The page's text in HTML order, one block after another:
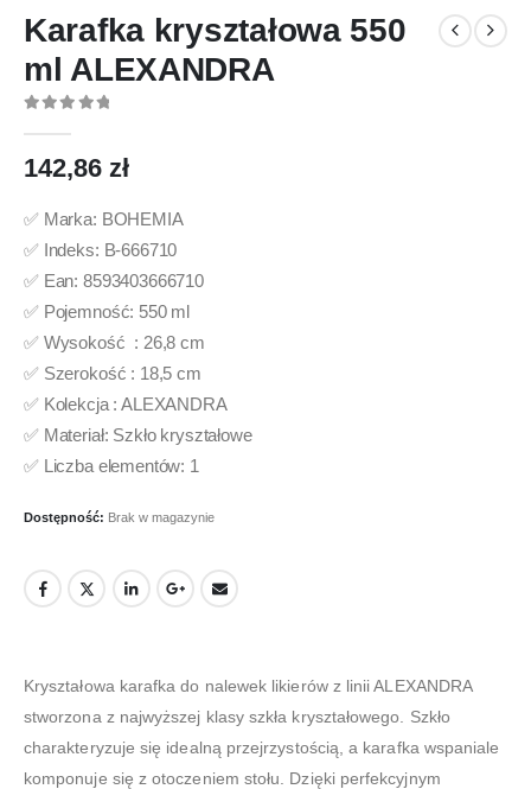
Karafka kryształowa 550
ml ALEXANDRA
142,86 zł
✅ Marka: BOHEMIA
✅ Indeks: B-666710
✅ Ean: 8593403666710
✅ Pojemność: 550 ml
✅ Wysokość : 26,8 cm
✅ Szerokość : 18,5 cm
✅ Kolekcja : ALEXANDRA
✅ Materiał: Szkło kryształowe
✅ Liczba elementów: 1
Dostępność: Brak w magazynie
Kryształowa karafka do nalewek likierów z linii ALEXANDRA
stworzona z najwyższej klasy szkła kryształowego. Szkło
charakteryzuje się idealną przejrzystością, a karafka wspaniale
komponuje się z otoczeniem stołu. Dzięki perfekcyjnym